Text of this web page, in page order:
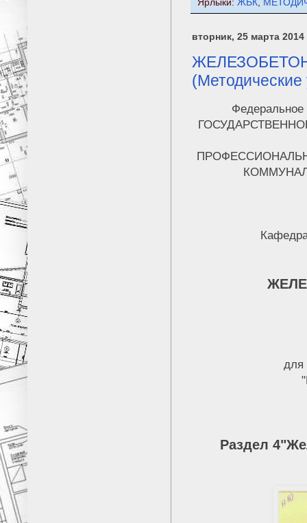
Ярлыки: ЖБК
вторник, 25 марта 2014
(Методические
Федеральное
для
Раздел 4